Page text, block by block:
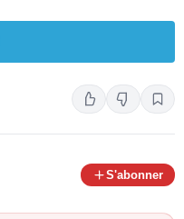
S'abonner